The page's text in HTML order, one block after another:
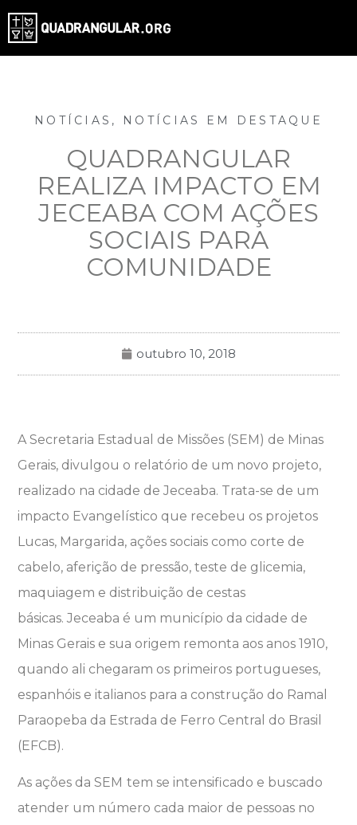
NOTÍCIAS , NOTÍCIAS EM DESTAQUE
QUADRANGULAR
REALIZA IMPACTO EM
JECEABA COM AÇÕES
SOCIAIS PARA
COMUNIDADE
outubro 10, 2018
A Secretaria Estadual de Missões (SEM) de Minas
Gerais, divulgou o relatório de um novo projeto,
realizado na cidade de Jeceaba. Trata-se de um
impacto Evangelístico que recebeu os projetos
Lucas, Margarida, ações sociais como corte de
cabelo, aferição de pressão, teste de glicemia,
maquiagem e distribuição de cestas
básicas. Jeceaba é um município da cidade de
Minas Gerais e sua origem remonta aos anos 1910,
quando ali chegaram os primeiros portugueses,
espanhóis e italianos para a construção do Ramal
Paraopeba da Estrada de Ferro Central do Brasil
(EFCB).
As ações da SEM tem se intensificado e buscado
atender um número cada maior de pessoas no